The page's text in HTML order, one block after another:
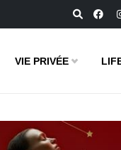
VIE PRIVÉE